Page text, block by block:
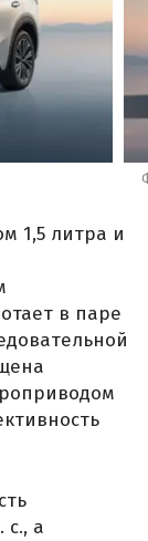
1,5 литра и
в паре
с., а